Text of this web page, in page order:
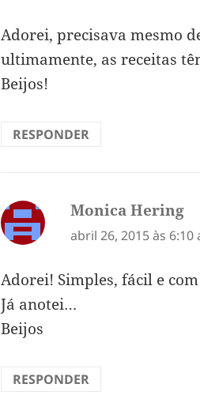
Adorei, precisava mesmo
ultimamente, as receitas
Beijos!
RESPONDER
Monica Hering
abril 26, 2015 às 6:10
Adorei! Simples, fácil e
Já anotei…
Beijos
RESPONDER